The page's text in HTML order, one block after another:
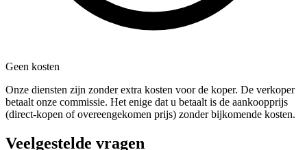
Geen kosten
Onze diensten zijn zonder extra kosten voor de koper. De verkoper
betaalt onze commissie. Het enige dat u betaalt is de aankoopprijs
(direct-kopen of overeengekomen prijs) zonder bijkomende kosten.
Veelgestelde vragen